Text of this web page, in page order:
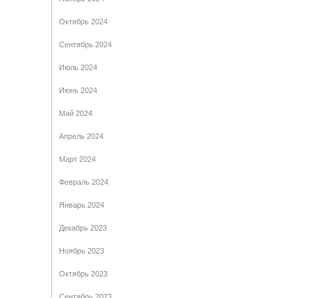
Октябрь 2024
Сентябрь 2024
Июль 2024
Июнь 2024
Май 2024
Апрель 2024
Март 2024
Февраль 2024
Январь 2024
Декабрь 2023
Ноябрь 2023
Октябрь 2023